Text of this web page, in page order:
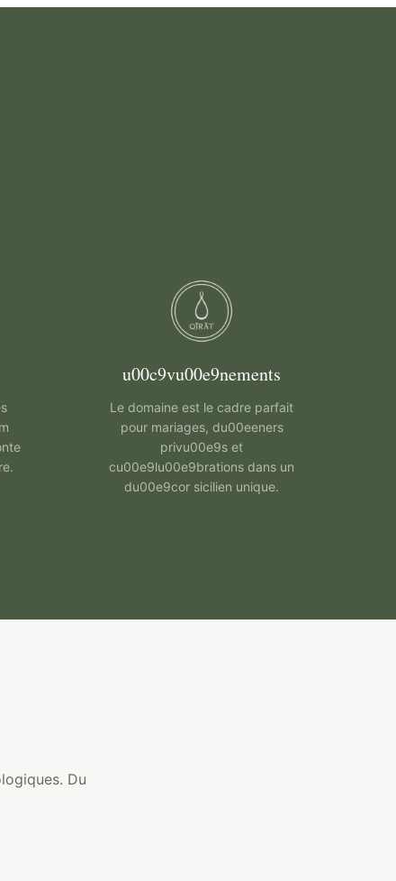
u00c9vu00e9nements
Le domaine est le cadre parfait
pour mariages, du00eeners
privu00e9s et
cu00e9lu00e9brations dans un
du00e9cor sicilien unique.
Du